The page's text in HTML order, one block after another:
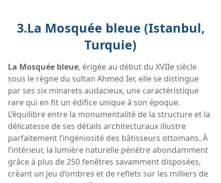
3.La Mosquée bleue (Istanbul,
Turquie)
La Mosquée bleue, érigée au début du XVIIe siècle
sous le règne du sultan Ahmed Ier, elle se distingue
par ses six minarets audacieux, une caractéristique
rare qui en fit un édifice unique à son époque.
L’équilibre entre la monumentalité de la structure et la
délicatesse de ses détails architecturaux illustre
parfaitement l’ingéniosité des bâtisseurs ottomans. À
l’intérieur, la lumière naturelle pénètre abondamment
grâce à plus de 250 fenêtres savamment disposées,
créant un jeu d’ombres et de reflets sur les milliers de